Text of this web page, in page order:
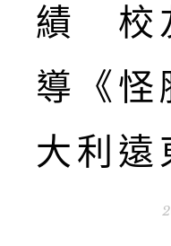
績 校
導《怪
大利遠